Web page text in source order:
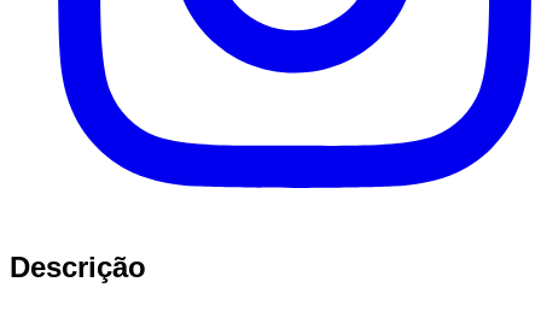
Descrição